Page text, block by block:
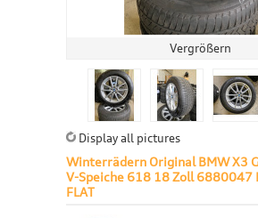
Vergrößern
Display all pictures
Winterrädern Original BMW X3
V-Speiche 618 18 Zoll 6880047
FLAT